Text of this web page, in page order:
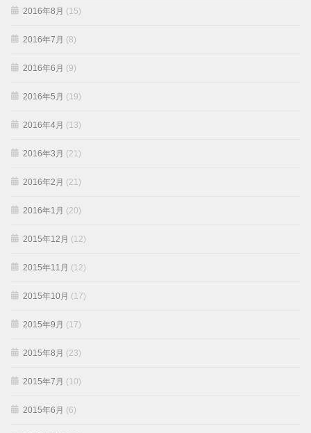
2016年8月 (15)
2016年7月 (8)
2016年6月 (9)
2016年5月 (19)
2016年4月 (13)
2016年3月 (21)
2016年2月 (21)
2016年1月 (20)
2015年12月 (12)
2015年11月 (12)
2015年10月 (17)
2015年9月 (17)
2015年8月 (23)
2015年7月 (10)
2015年6月 (6)